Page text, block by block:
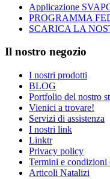
Applicazione
PROGRAMMA
SCARICA LA
Il nostro negozio
I nostri prodotti
BLOG
Portfolio del nostro
Vienici a trovare!
Servizi di assistenza
I nostri link
Linktr
Privacy policy
Termini e condizioni
Articoli Natalizi